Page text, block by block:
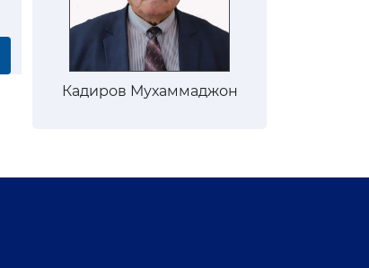
Кадиров Мухаммаджон